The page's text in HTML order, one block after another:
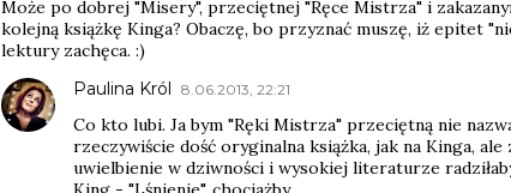
Może po dobrej "Misery", przeciętnej "Ręce Mistrza" i
kolejną książkę Kinga? Obaczę, bo przyznać muszę, iż epitet
lektury zachęca. :)
Paulina Król 8.06.2013, 22:21
Co kto lubi. Ja bym "Ręki Mistrza" przeciętną nie
rzeczywiście dość oryginalna książka, jak na Kinga, ale
uwielbienie w dziwności i wysokiej literaturze